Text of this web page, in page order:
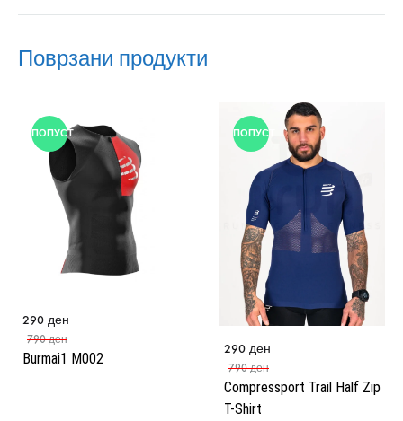
Поврзани продукти
ПОПУСТ
Burmai1 M002
290 ден
790ден
ПОПУСТ
Compressport Trail Half Zip
T-Shirt
290 ден
790ден